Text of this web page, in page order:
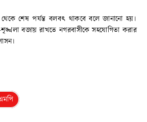
শেষ পর্যন্ত বলবৎ থাকবে বলে জানানো হয়।
শৃঙ্খলা বজায় রাখতে নগরবাসীকে সহযোগিতা করার